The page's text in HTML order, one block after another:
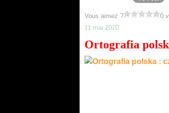
Vous aimez ?
0
11 mai 2020
Ortografia